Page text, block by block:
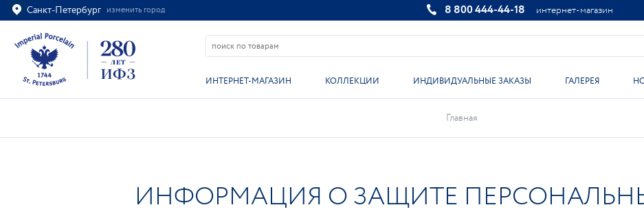
Санкт-Петербург изменить город
Ваш город Санкт-Петербург?
ВСЁ ВЕРНО ИЗМЕНИТЬ
8 800 444-44-18 интернет-магазин
ИНТЕРНЕТ-МАГАЗИН КОЛЛЕКЦИИ ИНДИВИДУАЛЬНЫЕ ЗАКАЗЫ ГАЛЕРЕЯ
Главная
ИНФОРМАЦИЯ О ЗАЩИТЕ